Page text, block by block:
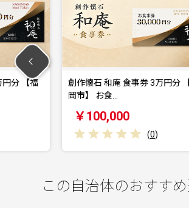
創作懐石 和庵 食事券 3万円分 【福
岡市】 お食…
￥100,000
(0 )
この自治体のおすす